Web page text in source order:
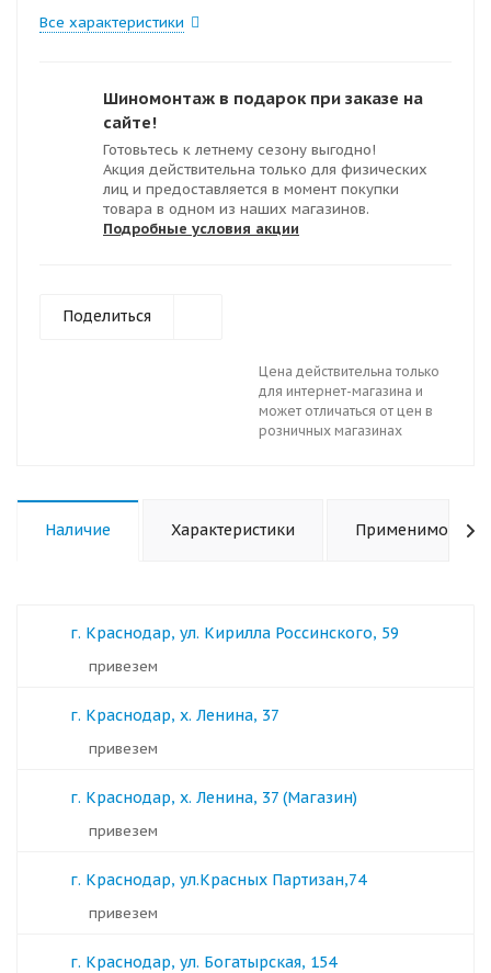
Все характеристики
Шиномонтаж в подарок при заказе на
сайте!
Готовьтесь к летнему сезону выгодно!
Акция действительна только для физических
лиц и предоставляется в момент покупки
товара в одном из наших магазинов.
Подробные условия акции
Поделиться
Цена действительна только
для интернет-магазина и
может отличаться от цен в
розничных магазинах
Наличие Характеристики Применимость
г. Краснодар, ул. Кирилла Россинского, 59
Привезем
г. Краснодар, х. Ленина, 37
Привезем
г. Краснодар, х. Ленина, 37 (Магазин)
Привезем
г. Краснодар, ул.Красных Партизан,74
Привезем
г. Краснодар, ул. Богатырская, 154